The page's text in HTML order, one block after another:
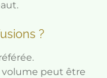
?
volume peut être